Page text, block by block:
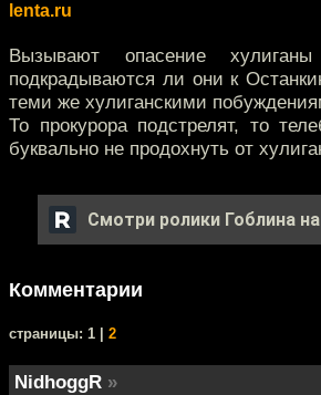
lenta.ru
Вызывают опасение
подкрадываются ли они к
теми же хулиганскими
То прокурора подстрелят, то
буквально не продохнуть от
Смотри ролики Гоблина на
Комментарии
cтраницы: 1 | 2
NidhoggR »